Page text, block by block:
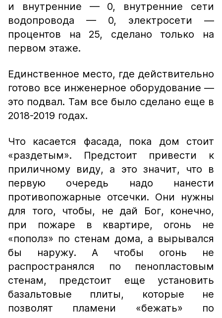
и внутренние — 0, внутренние сети
водопровода — 0, электросети —
процентов на 25, сделано только на
первом этаже.
Единственное место, где действительно
готово все инженерное оборудование —
это подвал. Там все было сделано еще в
2018-2019 годах.
Что касается фасада, пока дом стоит
«раздетым». Предстоит привести к
приличному виду, а это значит, что в
первую очередь надо нанести
противопожарные отсечки. Они нужны
для того, чтобы, не дай Бог, конечно,
при пожаре в квартире, огонь не
«пополз» по стенам дома, а вырывался
бы наружу. А чтобы огонь не
распространялся по пенопластовым
стенам, предстоит еще установить
базальтовые плиты, которые не
позволят пламени «бежать» по